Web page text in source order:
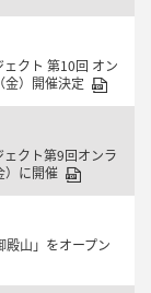
クト 第10回 オン
）開催決定
クト第9回オンラ
）に開催
山」をオープン